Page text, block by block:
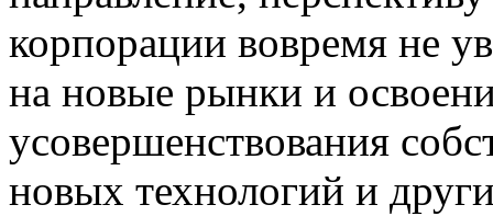
корпорации вовремя не
на новые рынки и
усовершенствования
новых технологий и